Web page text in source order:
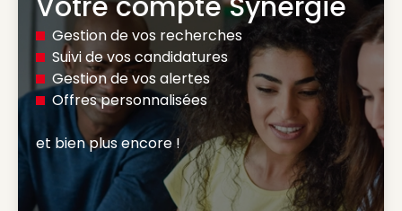
Gestion de vos recherches
Suivi de vos candidatures
Gestion de vos alertes
Offres personnalisées
et bien plus encore !